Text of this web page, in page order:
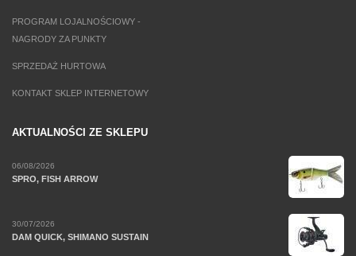
PROGRAM LOJALNOŚCIOWY -
NAGRODY ZA PUNKTY
SPRZEDAŻ HURTOWA
KONTAKT SKLEP INTERNETOWY
AKTUALNOŚCI ZE SKLEPU
06/08/2026
SPRO, FISH ARROW
30/07/2026
DAM QUICK, SHIMANO SUSTAIN